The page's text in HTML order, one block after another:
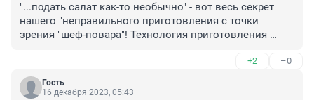
малосольную, а обычного посола, майонез и так
соленый. Морковь и свекла добавляют сластиеки, а
яйцо выступает неким связующим. И все бла-бла-бла,
да еще те бы продукты, и лучше не придумать для
холодного новогоднего столаи закуски!
"...подать салат как-то необычно" - вот весь секрет
нашего "неправильного приготовления с точки
зрения "шеф-повара"! Технология приготовления
десятилетиями и даже в названии определено: ПОД,
а не НА. И тут какой-то "специалист" кладёт селёдку
НА "шубу", а мы, оказывается, неправильно готовим!
+2 –0
Гость
16 декабря 2023, 05:43